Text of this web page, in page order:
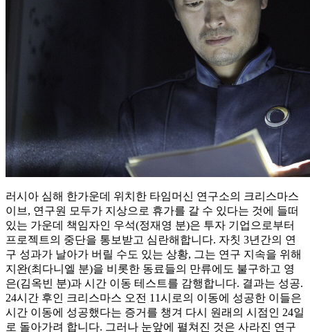
러시아 심해 한가운데 위치한 타임머신 연구소의 크리스마스
이브, 연구원 모두가 지상으로 휴가를 갈 수 있다는 것에 들떠
있는 가운데 책임자인 우석(정재영 분)은 투자 기업으로부터
프로젝트의 중단을 통보받고 심란해합니다. 자칫 3년간의 연
구 성과가 날아가 버릴 수도 있는 상황, 그는 연구 지속을 위해
지완(최다니엘 분)을 비롯한 동료들의 만류에도 불구하고 영
은(김옥빈 분)과 시간 이동 테스트를 감행합니다. 결과는 성공.
24시간 후인 크리스마스 오전 11시로의 이동에 성공한 이들은
시간 이동에 성공했다는 증거를 챙겨 다시 원래의 시점인 24일
로 돌아가려 합니다. 그러나 눈앞에 펼쳐진 것은 사라진 연구